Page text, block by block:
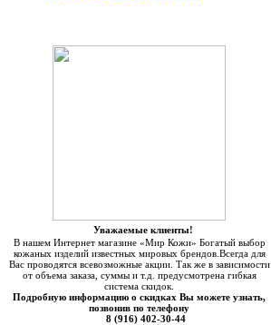
Уважаемые клиенты!
В нашем Интернет магазине «Мир Кожи» Богатый выбор
кожаных изделий известных мировых брендов.Всегда для
Вас проводятся всевозможные акции. Так же в зависимости
от объема заказа, суммы и т.д. предусмотрена гибкая
система скидок.
Подробную информацию о скидках Вы можете узнать,
позвонив по телефону
8 (916) 402-30-44